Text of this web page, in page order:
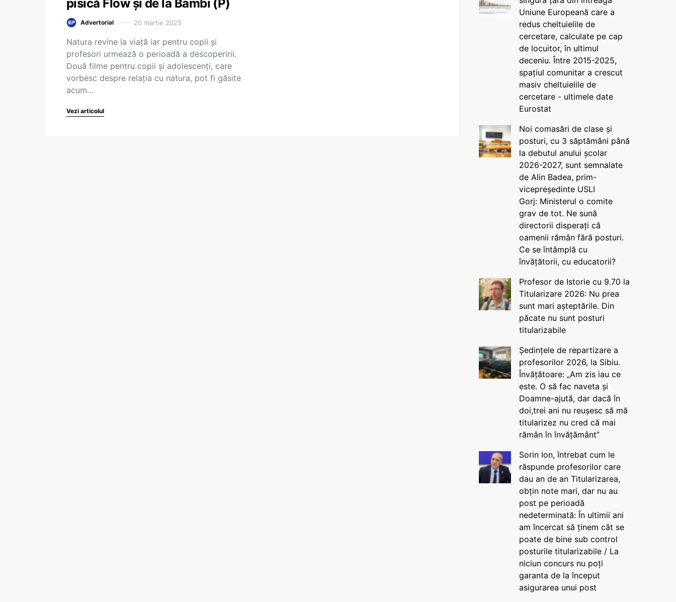
pisică Flow și de la Bambi (P)
Advertorial 20 martie 2025
Natura revine la viață iar pentru copii și
profesori urmează o perioadă a descoperirii.
Două filme pentru copii și adolescenți, care
vorbesc despre relația cu natura, pot fi găsite
acum…
Vezi articolul
Uniune Europeană care a
redus cheltuielile de
cercetare, calculate pe cap
de locuitor, în ultimul
deceniu. Între 2015-2025,
spațiul comunitar a crescut
masiv cheltuielile de
cercetare - ultimele date
Eurostat
Noi comasări de clase și
posturi, cu 3 săptămâni până
la debutul anului școlar
2026-2027, sunt semnalate
de Alin Badea, prim-
vicepreședinte USLI
Gorj: Ministerul o comite
grav de tot. Ne sună
directorii disperați că
oamenii rămân fără posturi.
Ce se întâmplă cu
învățătorii, cu educatorii?
Profesor de Istorie cu 9.70 la
Titularizare 2026: Nu prea
sunt mari așteptările. Din
păcate nu sunt posturi
titularizabile
Ședințele de repartizare a
profesorilor 2026, la Sibiu.
Învățătoare: „Am zis iau ce
este. O să fac naveta și
Doamne-ajută, dar dacă în
doi,trei ani nu reușesc să mă
titularizez nu cred că mai
rămân în învățământ”
Sorin Ion, întrebat cum le
răspunde profesorilor care
dau an de an Titularizarea,
obțin note mari, dar nu au
post pe perioadă
nedeterminată: În ultimii ani
am încercat să ținem cât se
poate de bine sub control
posturile titularizabile / La
niciun concurs nu poți
garanta de la început
asigurarea unui post